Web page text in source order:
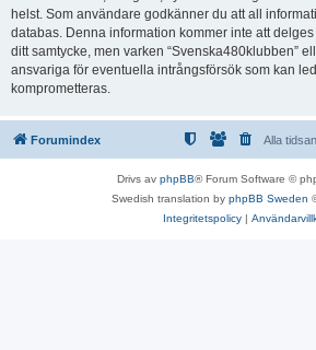
helst. Som användare godkänner du att all
databas. Denna information kommer inte att
ditt samtycke, men varken “Svenska480klubben”
ansvariga för eventuella intrångsförsök som kan
komprometteras.
Forumindex Alla
Drivs av phpBB® Forum Software ©
Swedish translation by phpBB Sweden
Integritetspolicy|